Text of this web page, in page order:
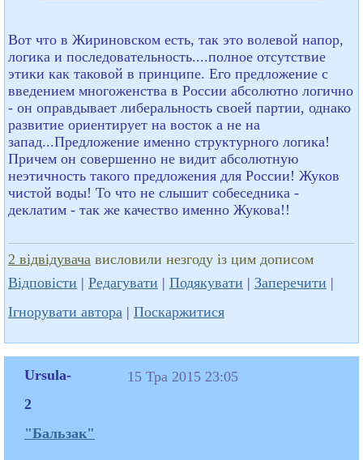
Вот что в Жириновском есть, так это волевой напор,
логика и последовательность....полное отсутствие
этики как таковой в принципе. Его предложение с
введением многоженства в России абсолютно логично
- он оправдывает либеральность своей партии, однако
развитие ориентирует на восток а не на
запад...Предложение именно структурного логика!
Причем он совершенно не видит абсолютную
неэтичность такого предложения для России! Жуков
чистой воды! То что не слышит собеседника -
деклатим - так же качество именно Жукова!!
2 відвідувача висловили незгоду із цим дописом
Відповісти | Редагувати | Подякувати | Заперечити |
Ігнорувати автора | Поскаржитися
Ursula-
2
"Бальзак"
15 Тра 2015 23:05